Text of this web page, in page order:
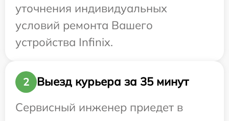
уточнения индивидуальных
условий ремонта Вашего
устройства Infinix.
2
Выезд курьера за 35 минут
Сервисный инженер приедет в